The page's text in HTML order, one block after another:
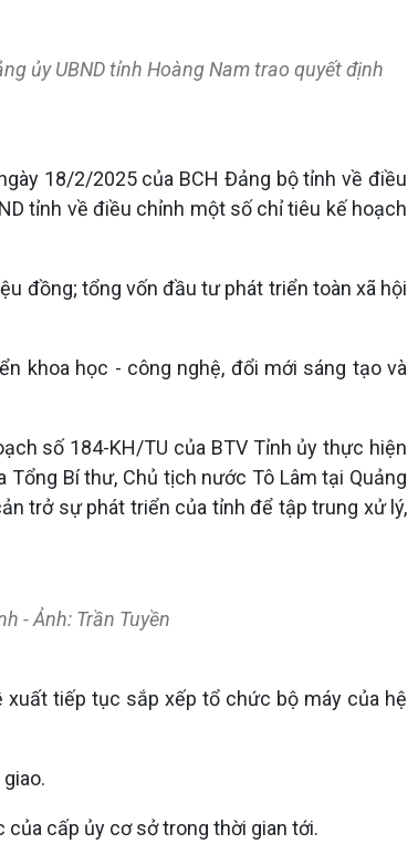
ủy UBND tỉnh Hoàng Nam trao quyết định
18/2/2025 của BCH Đảng bộ tỉnh về điều
tỉnh về điều chỉnh một số chỉ tiêu kế hoạch
đồng; tổng vốn đầu tư phát triển toàn xã hội
khoa học - công nghệ, đổi mới sáng tạo và
số 184-KH/TU của BTV Tỉnh ủy thực hiện
Bí thư, Chủ tịch nước Tô Lâm tại Quảng
trở sự phát triển của tỉnh để tập trung xử lý,
- Ảnh: Trần Tuyền
xuất tiếp tục sắp xếp tổ chức bộ máy của hệ
của cấp ủy cơ sở trong thời gian tới.